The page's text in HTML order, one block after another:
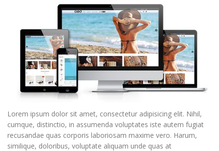
Lorem ipsum dolor sit amet, consectetur adipisicing elit. Nihil,
cumque, distinctio, in assumenda voluptates iste autem fugiat
recusandae quas corporis laboriosam maxime vero. Harum,
similique, doloribus, voluptate aliquam unde quas at